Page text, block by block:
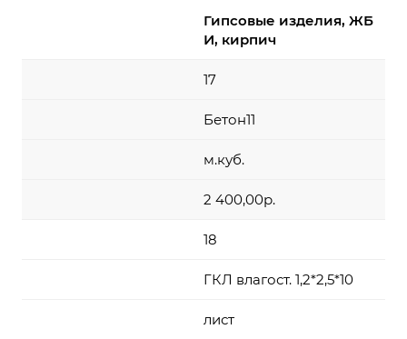
Гипсовые изделия, ЖБ
И, кирпич
17
Бетон11
м.куб.
2 400,00р.
18
ГКЛ влагост. 1,2*2,5*10
лист